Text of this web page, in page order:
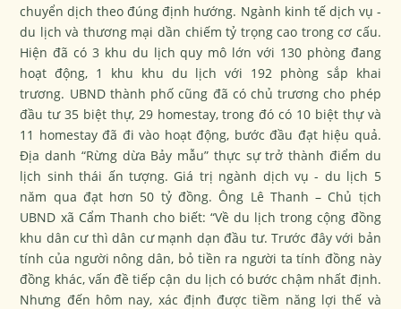
chuyển dịch theo đúng định hướng. Ngành kinh tế dịch vụ -
du lịch và thương mại dần chiếm tỷ trọng cao trong cơ cấu.
Hiện đã có 3 khu du lịch quy mô lớn với 130 phòng đang
hoạt động, 1 khu khu du lịch với 192 phòng sắp khai
trương. UBND thành phố cũng đã có chủ trương cho phép
đầu tư 35 biệt thự, 29 homestay, trong đó có 10 biệt thự và
11 homestay đã đi vào hoạt động, bước đầu đạt hiệu quả.
Địa danh “Rừng dừa Bảy mẫu” thực sự trở thành điểm du
lịch sinh thái ấn tượng. Giá trị ngành dịch vụ - du lịch 5
năm qua đạt hơn 50 tỷ đồng. Ông Lê Thanh – Chủ tịch
UBND xã Cẩm Thanh cho biết: “Về du lịch trong cộng đồng
khu dân cư thì dân cư mạnh dạn đầu tư. Trước đây với bản
tính của người nông dân, bỏ tiền ra người ta tính đồng này
đồng khác, vấn đề tiếp cận du lịch có bước chậm nhất định.
Nhưng đến hôm nay, xác định được tiềm năng lợi thế và